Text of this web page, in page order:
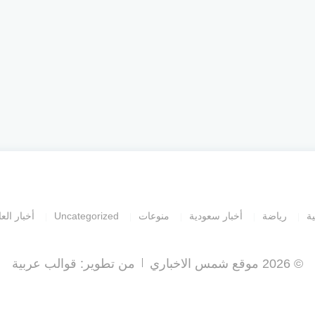
رياضة أخبار سعودية منوعات Uncategorized أخبار
© 2026 موقع شمس الاخباري من تطوير: قوالب عربية